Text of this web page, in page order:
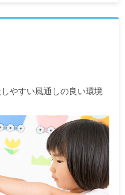
に満たす勤務実績がない等の
同条件
やすい風通しの良い環境